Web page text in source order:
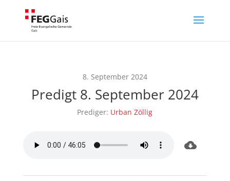
8. September 2024
Predigt 8. September 2024
Prediger: Urban Zöllig